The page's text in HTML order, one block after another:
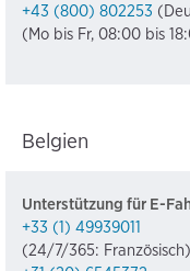
+43 (800) 802253
(Mo bis Fr, 08:00 bis
Belgien
Unterstützung für E-
+33 (1) 49939011
(24/7/365: Französisch)